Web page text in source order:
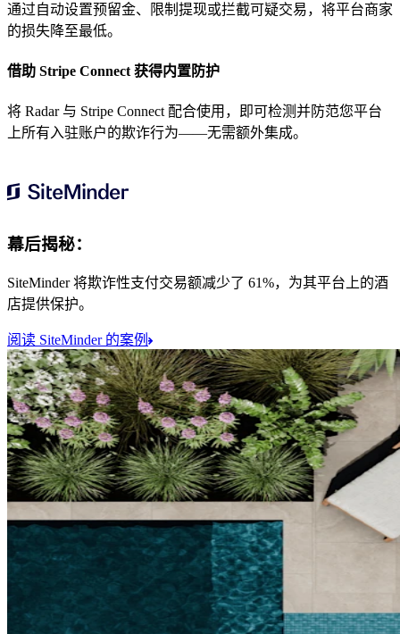
通过自动设置预留金、限制提现或拦截可疑交易，将平台商家
的损失降至最低。
借助 Stripe Connect 获得内置防护
将 Radar 与 Stripe Connect 配合使用，即可检测并防范您平台
上所有入驻账户的欺诈行为——无需额外集成。
幕后揭秘：
SiteMinder 将欺诈性支付交易额减少了 61%，为其平台上的酒
店提供保护。
阅读 SiteMinder 的案例